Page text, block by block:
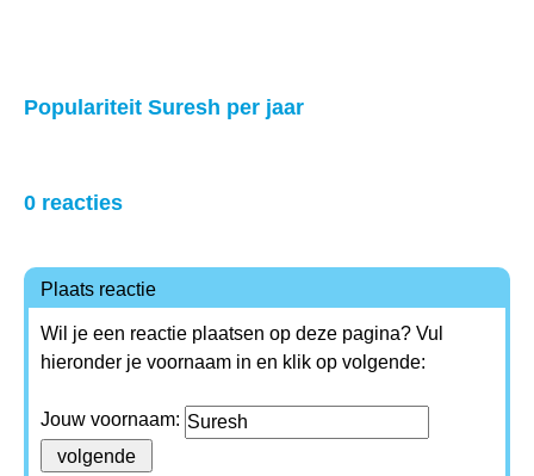
Populariteit Suresh per jaar
0 reacties
Plaats reactie
Wil je een reactie plaatsen op deze pagina? Vul
hieronder je voornaam in en klik op volgende:
Jouw voornaam: